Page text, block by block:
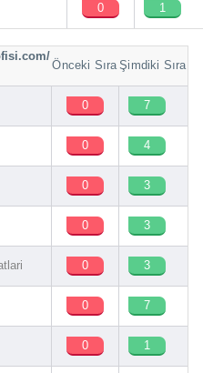
0 1
Önceki SıraŞimdiki Sıra
0 7
0 4
0 3
0 3
0 3
0 7
0 1